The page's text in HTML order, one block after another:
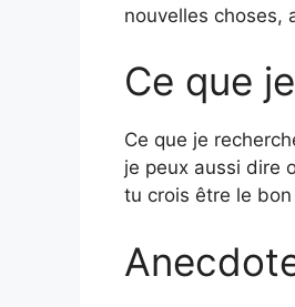
nouvelles choses,
Ce que
Ce que je
je peux aussi dire
tu crois être le